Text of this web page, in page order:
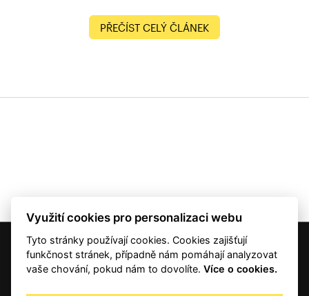
PŘEČÍST CELÝ ČLÁNEK
© 2001 — 2026 Copyright CMI News a dodavatelé obsahu. |
Využití cookies pro personalizaci webu
Tyto stránky používají cookies. Cookies zajišťují
funkčnost stránek, případně nám pomáhají analyzovat
vaše chování, pokud nám to dovolíte.Více o cookies.